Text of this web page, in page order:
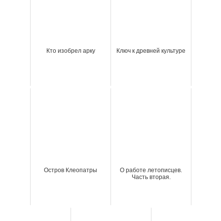
Кто изобрел арку Ключ к древней культуре
Остров Клеопатры
О работе летописцев.
Часть вторая.